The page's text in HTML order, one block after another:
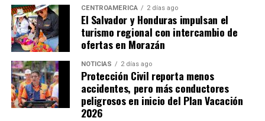
CENTROAMÉRICA 2 días ago
El Salvador y Honduras impulsan el
turismo regional con intercambio de
ofertas en Morazán
NOTICIAS 2 días ago
Protección Civil reporta menos
accidentes, pero más conductores
peligrosos en inicio del Plan Vacación
2026